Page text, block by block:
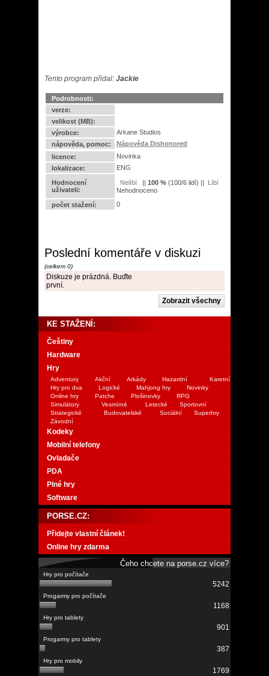
Tento program přidal: Jackie
Podrobnosti:
verze:
velikost (MB):
výrobce:
Arkane Studios
nápověda, pomoc:
Nápověda Dishonored
licence:
Novinka
lokalizace:
ENG
Hodnocení
uživateli:
|| 100 % (100/6 lidí) ||
Nehodnoceno
počet stažení:
0
Poslední komentáře v diskuzi
(celkem 0)
Diskuze je prázdná. Buďte
první.
KE STAŽENÍ:
Češtiny
Hardware
Hry
Adventury Akční Arkády Hazardní
Karetní
Hry pro dva
Logické Mahjong hry
Novinky
Online hry
Patche Plošinovky
RPG
Simulátory
Vesmírné Letecké
Sportovní
Strategické
Budovatelské Sociální
Superhry
Závodní
Kodeky
Mobilní telefony
Ovladače
PDA
Plné hry
Software
PORSE.CZ:
Přidejte vlastní článek!
Online hry zdarma
Čeho chcete na porse.cz více?
5242
1168
901
387
1769